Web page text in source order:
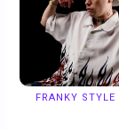
FRANKY STYLE